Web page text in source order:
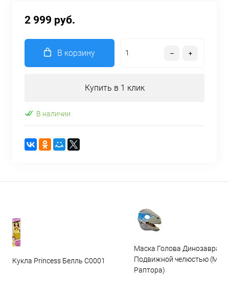
2 999 руб.
В корзину
Купить в 1 клик
В наличии
Кукла Princess Белль C0001
Маска Голова Динозавра с
Подвижной челюстью
Раптора)